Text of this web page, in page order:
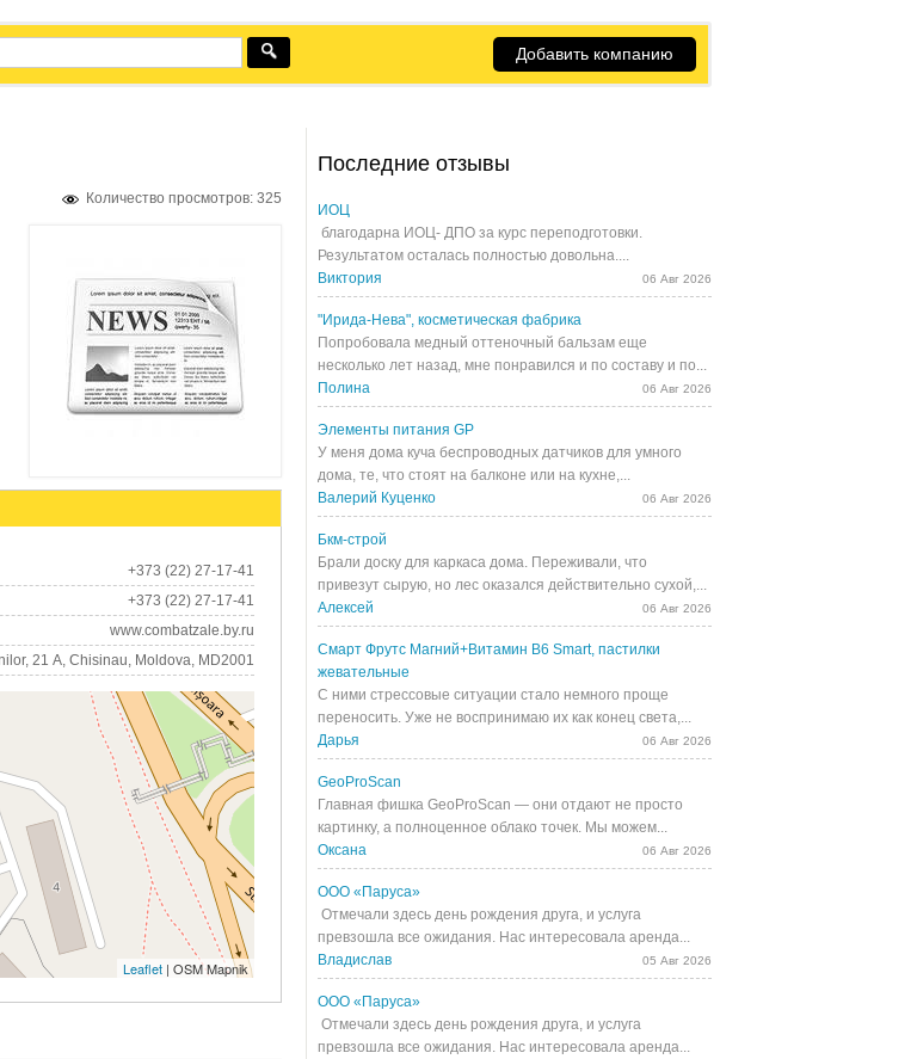
Добавить компанию
Количество просмотров: 325
+373 (22) 27-17-41
+373 (22) 27-17-41
www.combatzale.by.ru
21 A, Chisinau, Moldova, MD2001
Leaflet | OSM Mapnik
Последние отзывы
ИОЦ
благодарна ИОЦ- ДПО за курс переподготовки.
Результатом осталась полностью довольна....
Виктория
06 Авг 2026
"Ирида-Нева", косметическая фабрика
Попробовала медный оттеночный бальзам еще
несколько лет назад, мне понравился и по составу и по...
Полина
06 Авг 2026
Элементы питания GP
У меня дома куча беспроводных датчиков для умного
дома, те, что стоят на балконе или на кухне,...
Валерий Куценко
06 Авг 2026
Бкм-строй
Брали доску для каркаса дома. Переживали, что
привезут сырую, но лес оказался действительно сухой,...
Алексей
06 Авг 2026
Смарт Фрутс Магний+Витамин В6 Smart, пастилки
жевательные
С ними стрессовые ситуации стало немного проще
переносить. Уже не воспринимаю их как конец света,...
Дарья
06 Авг 2026
GeoProScan
Главная фишка GeoProScan — они отдают не просто
картинку, а полноценное облако точек. Мы можем...
Оксана
06 Авг 2026
ООО «Паруса»
Отмечали здесь день рождения друга, и услуга
превзошла все ожидания. Нас интересовала аренда...
Владислав
05 Авг 2026
ООО «Паруса»
Отмечали здесь день рождения друга, и услуга
превзошла все ожидания. Нас интересовала аренда...